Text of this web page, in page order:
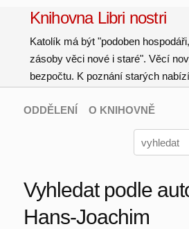
Knihovna Libri nostri
Katolík má být "podoben
zásoby věci nové i staré". Věcí
bezpočtu. K poznání starých
ODDĚLENÍ O KNIHOVNĚ
Vyhledat podle
Hans-Joachim